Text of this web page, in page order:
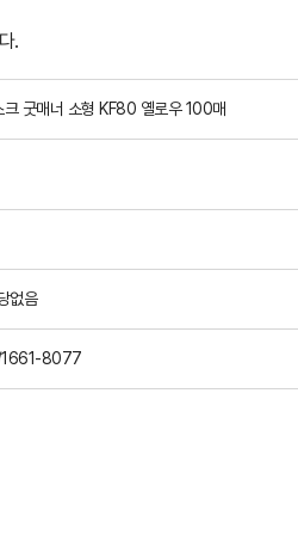
.
크 굿매너 소형 KF80 옐로우 100매
없음
/1661-8077